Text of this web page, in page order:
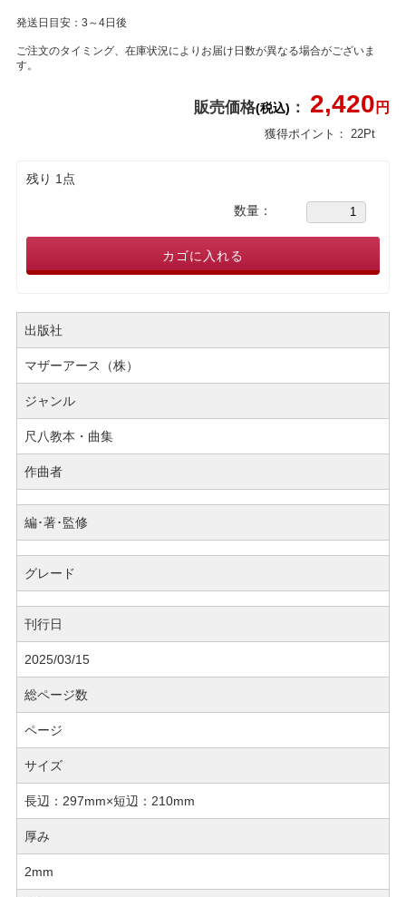
発送日目安：3～4日後
ご注文のタイミング、在庫状況によりお届け日数が異なる場合がございま
す。
販売価格(税込) ： 2,420 円
獲得ポイント： 22Pt
残り 1点
数量：
カゴに入れる
出版社
マザーアース（株）
ジャンル
尺八教本・曲集
作曲者
編･著･監修
グレード
刊行日
2025/03/15
総ページ数
ページ
サイズ
長辺：297mm×短辺：210mm
厚み
2mm